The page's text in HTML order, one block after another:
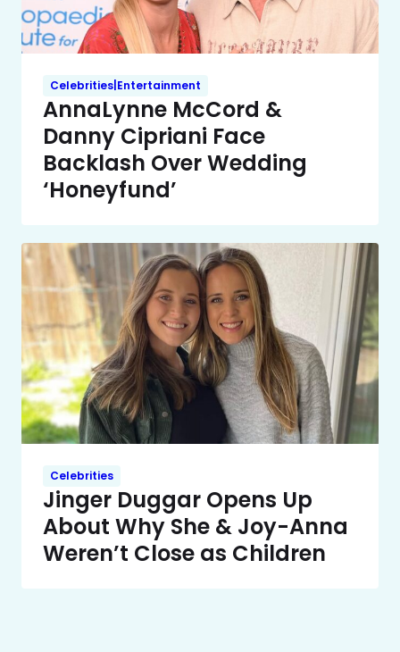
Celebrities|Entertainment
AnnaLynne McCord &
Danny Cipriani Face
Backlash Over Wedding
‘Honeyfund’
Celebrities
Jinger Duggar Opens Up
About Why She & Joy-Anna
Weren’t Close as Children